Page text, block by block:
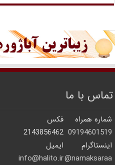
تماس با ما
شماره همراه
فکس
09194601519
2143856462
اینستاگرام
ایمیل
namaksaraa@
info@halito.ir